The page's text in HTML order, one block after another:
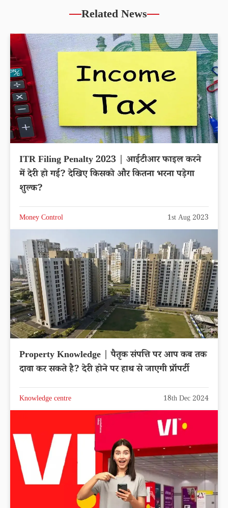
Related News
ITR Filing Penalty 2023 | आईटीआर फाइल करने
में देरी हो गई? देखिए किसको और कितना भरना पड़ेगा
शुल्क?
Money Control 1st Aug 2023
Property Knowledge | पैतृक संपत्ति पर आप कब तक
दावा कर सकते है? देरी होने पर हाथ से जाएगी प्रॉपर्टी
Knowledge centre 18th Dec 2024